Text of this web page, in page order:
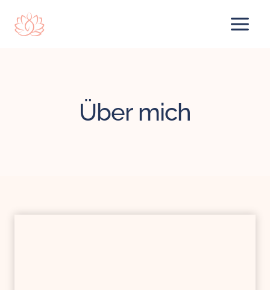
Inhalt
springen
Über mich